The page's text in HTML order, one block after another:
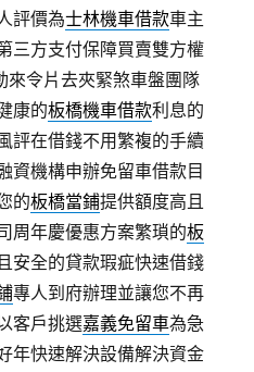
評價為士林機車借款車主
三方支付保障買賣雙方權
來令片去夾緊煞車盤團隊
康的板橋機車借款利息的
評在借錢不用繁複的手續
資機構申辦免留車借款目
的板橋當鋪提供額度高且
周年慶優惠方案繁瑣的板
安全的貸款瑕疵快速借錢
專人到府辦理並讓您不再
客戶挑選嘉義免留車為急
年快速解決設備解決資金